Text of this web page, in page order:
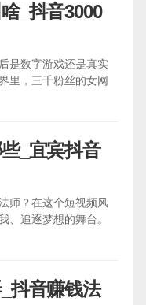
_抖音3000
是数字游戏还是真实
里，三千粉丝的女网
_宜宾抖音
师？在这个短视频风
、追逐梦想的舞台。
抖音赚钱法